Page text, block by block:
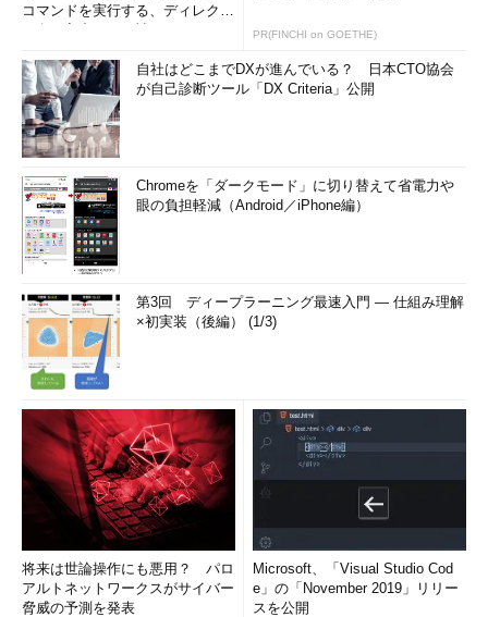
コマンドを実行する、ディレクト
PR(FINCHI on GOETHE)
自社はどこまでDXが進んでいる？ 日本CTO協会
が自己診断ツール「DX Criteria」公開
Chromeを「ダークモード」に切り替えて省電力や
眼の負担軽減（Android／iPhone編）
第3回 ディープラーニング最速入門 ― 仕組み理解
×初実装（後編） (1/3)
将来は世論操作にも悪用？ パロ
アルトネットワークスがサイバー
脅威の予測を発表
Microsoft、「Visual Studio Cod
e」の「November 2019」リリー
スを公開